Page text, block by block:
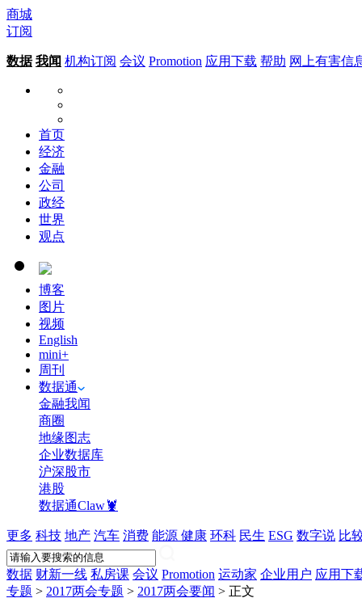
商城
订阅
数据 我闻 机构订阅 会议 Promotion 应用下载 帮助 网上有害信
首页
经济
金融
公司
政经
世界
观点
博客
图片
视频
English
mini+
周刊
数据通
金融我闻
商圈
地缘图志
企业数据库
沪深股市
港股
数据通Claw🦞
更多 科技 地产 汽车 消费 能源 健康 环科 民生 ESG 数字说 比
数据 财新一线 私房课 会议 Promotion 运动家 企业用户 应用下
专题 > 2017两会专题 > 2017两会要闻 > 正文